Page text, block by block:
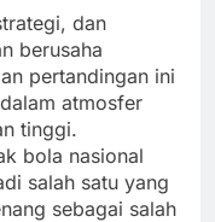
dan
berusaha
pertandingan ini
atmosfer
tinggi.
bola nasional
salah satu yang
sebagai salah